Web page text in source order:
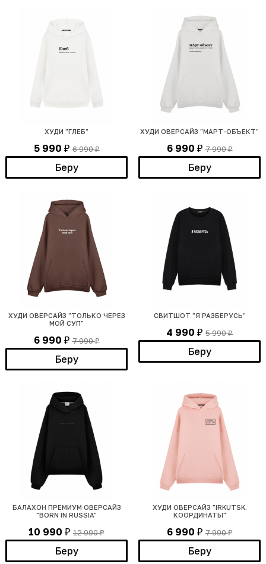
ХУДИ "ГЛЕБ"
5 990 ₽ 6 990₽
Беру
ХУДИ ОВЕРСАЙЗ "МАРТ-ОБЪЕКТ"
6 990 ₽ 7 990₽
Беру
ХУДИ ОВЕРСАЙЗ "ТОЛЬКО ЧЕРЕЗ
МОЙ СУП"
6 990 ₽ 7 990₽
Беру
СВИТШОТ "Я РАЗБЕРУСЬ"
4 990 ₽ 5 990₽
Беру
БАЛАХОН ПРЕМИУМ ОВЕРСАЙЗ
"BORN IN RUSSIA"
10 990 ₽ 12 990₽
Беру
ХУДИ ОВЕРСАЙЗ "IRKUTSK.
КООРДИНАТЫ"
6 990 ₽ 7 990₽
Беру